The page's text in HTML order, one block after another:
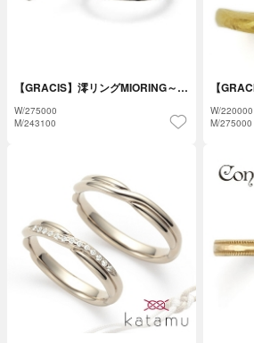
【GRACIS】澪リングMIORING～…
W/275000
M/243100
【
W/220000
M/275000